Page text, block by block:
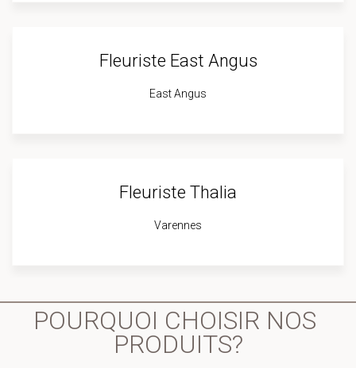
Fleuriste East Angus
East Angus
Fleuriste Thalia
Varennes
POURQUOI CHOISIR NOS
PRODUITS?